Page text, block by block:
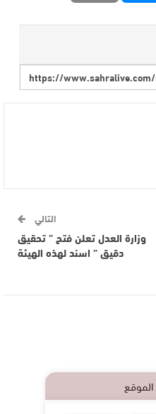
التالي
وزارة العدل تعلن فتح ” تحقيق
دقيق ” اسند لهذه الهيئة